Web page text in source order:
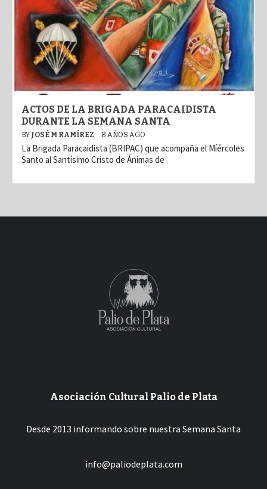
ACTOS DE LA BRIGADA PARACAIDISTA
DURANTE LA SEMANA SANTA
BY JOSÉ M RAMÍREZ 8 AÑOS AGO
La Brigada Paracaidista (BRIPAC) que acompaña el Míércoles
Santo al Santísimo Cristo de Ánimas de
Asociación Cultural Palio de Plata
Desde 2013 informando sobre nuestra Semana Santa
info@paliodeplata.com